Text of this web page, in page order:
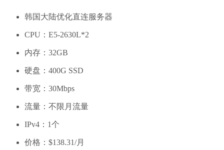
韩国大陆优化直连服务器
CPU：E5-2630L*2
内存：32GB
硬盘：400G SSD
带宽：30Mbps
流量：不限月流量
IPv4：1个
价格：$138.31/月